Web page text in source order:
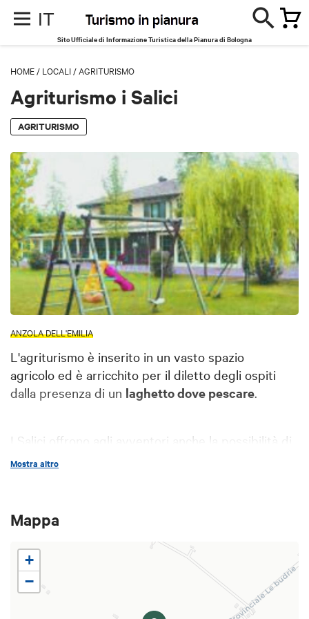
IT
Sito Ufficiale di Informazione Turistica della Pianura di Bologna
HOME / LOCALI /AGRITURISMO
Agriturismo i Salici
AGRITURISMO
ANZOLA DELL'EMILIA
L'agriturismo è inserito in un vasto spazio
agricolo ed è arricchito per il diletto degli ospiti
dalla presenza di un laghetto dove pescare
I Salici offrono agli avventori anche la possibilità di
acquistare i prodotti aziendali presso un
patate DOP, liquori e altre delizie.
In possesso del marchio di qualità
l'agriturismo garantisce la presenza di menù
stagionali composti esclusivamente di specialità
bolognesi preparate utilizzando soprattutto
Mostra altro
Mappa
+
−